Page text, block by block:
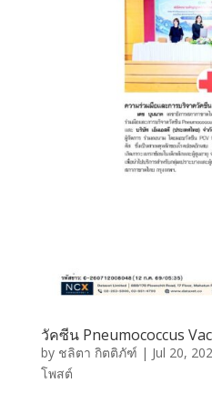
วัคซีน Pneumococcus
by ชลิตา กิตติภัฑ์ | Jul 20,
โพสต์